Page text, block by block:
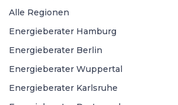
Alle Regionen
Energieberater Hamburg
Energieberater Berlin
Energieberater Wuppertal
Energieberater Karlsruhe